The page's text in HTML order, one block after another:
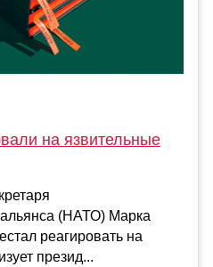
на язвительные
(НАТО) Марка
реагировать на
презид...